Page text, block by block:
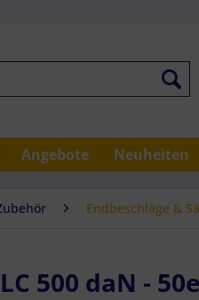
Angebote Neuheiten
Endbeschläge &
500 daN -